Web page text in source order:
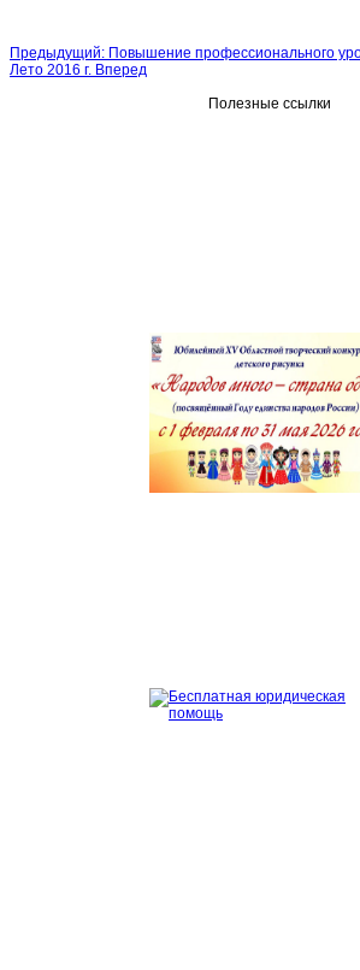
Предыдущий: Повышение профессионального
Лето 2016 г. Вперед
Полезные ссылки